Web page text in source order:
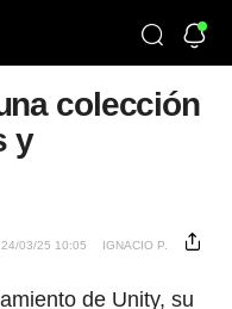
colección
y
24/03/25 10:05 IGNACIO P.
de Unity, su